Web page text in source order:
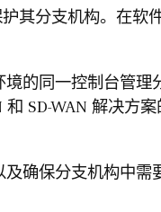
其分支机构。在软
的同一控制台管理
SD-WAN 解决方案
确保分支机构中需